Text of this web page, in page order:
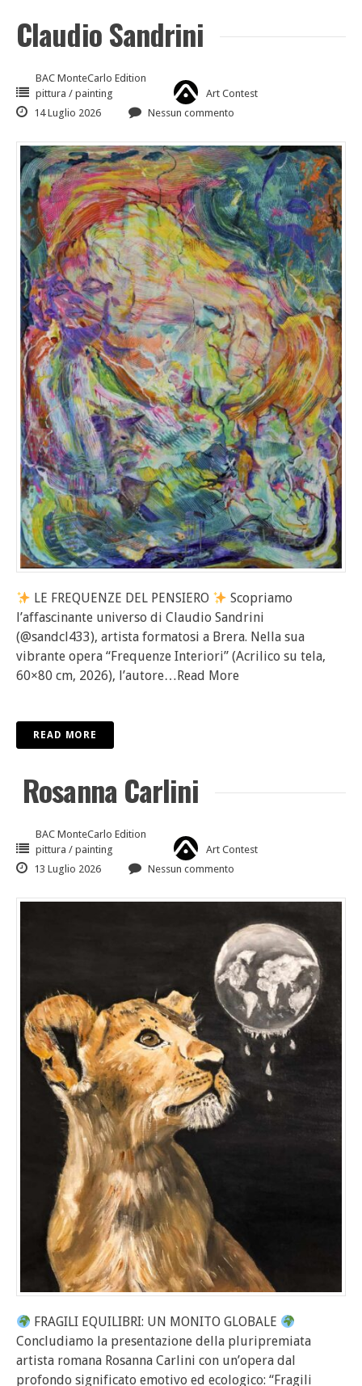
Claudio Sandrini
BAC MonteCarlo Edition
pittura / painting
Art Contest
14 Luglio 2026
Nessun commento
LE FREQUENZE DEL PENSIERO
Scopriamo
l’affascinante universo di Claudio Sandrini
(@sandcl433), artista formatosi a Brera. Nella sua
vibrante opera “Frequenze Interiori” (Acrilico su tela,
60×80 cm, 2026), l’autore…Read More
READ MORE
Rosanna Carlini
BAC MonteCarlo Edition
pittura / painting
Art Contest
13 Luglio 2026
Nessun commento
FRAGILI EQUILIBRI: UN MONITO GLOBALE
Concludiamo la presentazione della pluripremiata
artista romana Rosanna Carlini con un’opera dal
profondo significato emotivo ed ecologico: “Fragili